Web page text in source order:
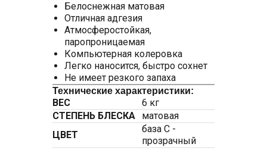
Белоснежная матовая
Отличная адгезия
Атмосферостойкая,
паропроницаемая
Компьютерная колеровка
Легко наносится, быстро сохнет
Не имеет резкого запаха
Технические характеристики:
ВЕС
6 кг
СТЕПЕНЬ БЛЕСКА
матовая
ЦВЕТ
база С -
прозрачный